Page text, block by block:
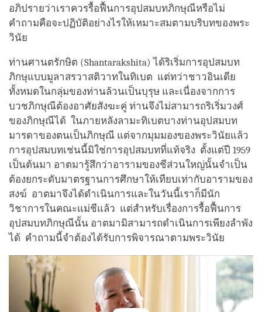
อภิปรายว่าเราควรรื้อฟื้นการอุปสมบทภิกษุณีหรือไม่
คำถามคือจะปฏิบัติอย่างไรให้เหมาะสมตามบริบทของพระ
วินัย
ท่านศานตรักษิต (Shantarakshita) ได้ริเริ่มการอุปสมบท
ภิกษุแบบมูลาสรวาสติวาทในทิเบต แต่ทว่าชาวอินเดีย
ทั้งหมดในกลุ่มของท่านล้วนเป็นบุรุษ และเนื่องจากการ
บวชภิกษุณีต้องอาศัยสังฆะคู่ ท่านจึงไม่สามารถริเริ่มวงศ์
ของภิกษุณีได้ ในภายหลังลามะทิเบตบางท่านอุปสมบท
มารดาของตนเป็นภิกษุณี แต่จากมุมมองของพระวินัยแล้ว
การอุปสมบทเช่นนี้มิใช่การอุปสมบทที่แท้จริง ตั้งแต่ปี 1959
เป็นต้นมา อาตมารู้สึกว่าอารามของชีส่วนใหญ่นั้นจำเป็น
ต้องยกระดับมาตรฐานการศึกษาให้เทียบเท่ากับอารามของ
สงฆ์ อาตมาจึงได้ดำเนินการและในวันนี้เราก็มีนัก
วิชาการในคณะแม่ชีแล้ว แต่สำหรับเรื่องการรื้อฟื้นการ
อุปสมบทภิกษุณีนั้น อาตมามิสามารถดำเนินการเพียงลำพัง
ได้ คำถามนี้จำต้องได้รับการพิจารณาตามพระวินัย